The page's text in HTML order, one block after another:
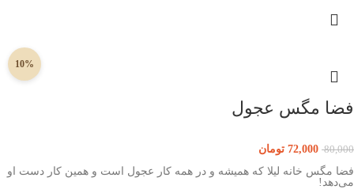
10%
فضا مگس عجول
80,000
72,000 تومان
فضا مگس خانه لیلا که همیشه و در همه کار عجول است و همین کار دست او
می‌دهد!